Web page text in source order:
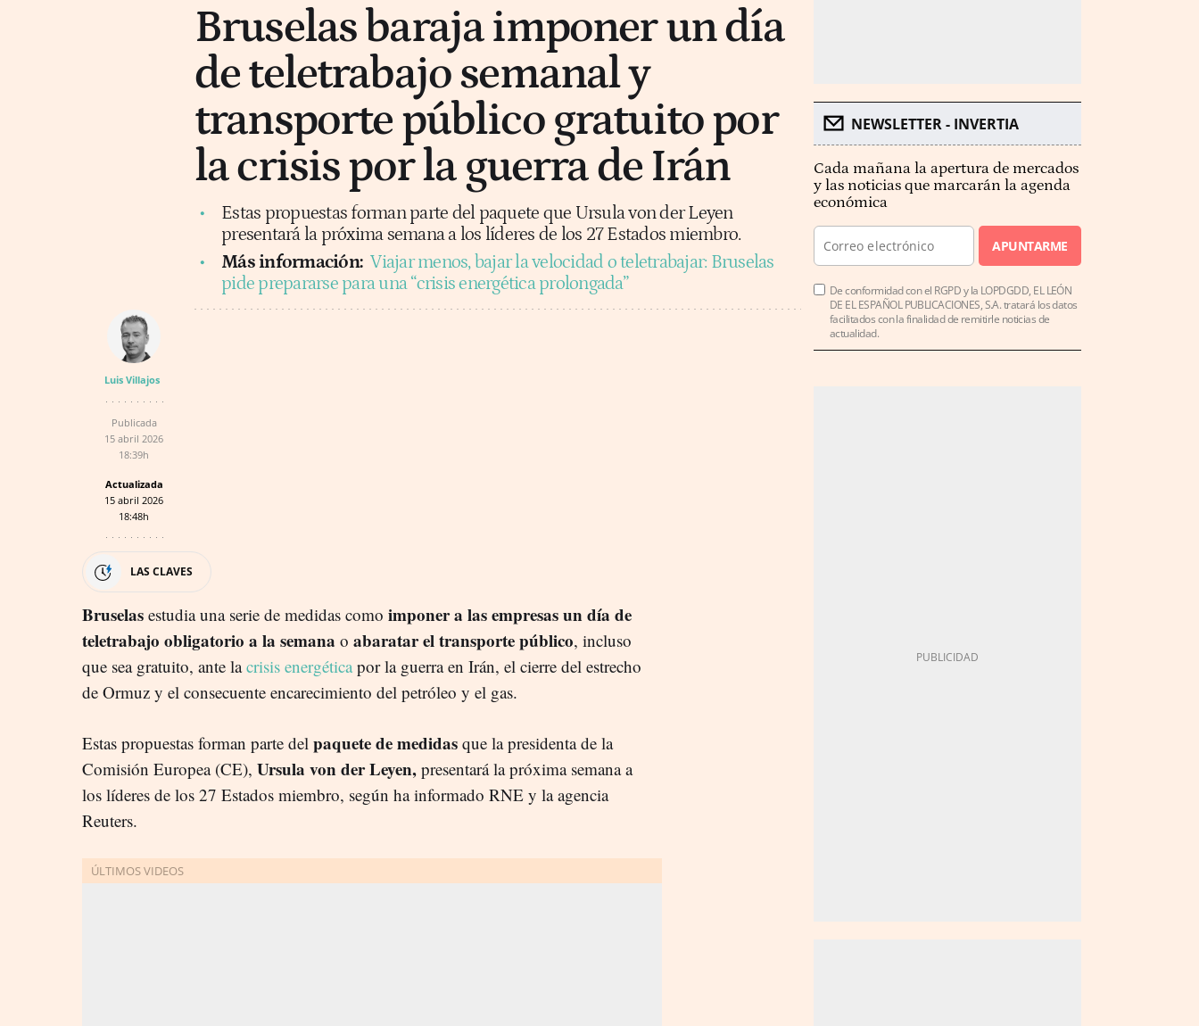
Bruselas baraja imponer un día
de teletrabajo semanal y
transporte público gratuito por
la crisis por la guerra de Irán
Estas propuestas forman parte del paquete que Ursula von der Leyen
presentará la próxima semana a los líderes de los 27 Estados miembro.
Más información: Viajar menos, bajar la velocidad o teletrabajar: Bruselas
pide prepararse para una “crisis energética prolongada”
Luis Villajos
Publicada
15 abril 2026
18:39h
Actualizada
15 abril 2026
18:48h
LAS CLAVES
Bruselas estudia una serie de medidas como imponer a las empresas un día de
teletrabajo obligatorio a la semana o abaratar el transporte público, incluso
que sea gratuito, ante lacrisis energéticapor la guerra en Irán, el cierre del estrecho
de Ormuz y el consecuente encarecimiento del petróleo y el gas.
Estas propuestas forman parte del paquete de medidas que la presidenta de la
Comisión Europea (CE), Ursula von der Leyen, presentará la próxima semana a
los líderes de los 27 Estados miembro, según ha informado RNE y la agencia
Reuters.
NEWSLETTER - INVERTIA
Cada mañana la apertura de mercados
y las noticias que marcarán la agenda
económica
APUNTARME
De conformidad con el RGPD y la LOPDGDD, EL LEÓN
DE EL ESPAÑOL PUBLICACIONES, S.A. tratará los datos
facilitados con la finalidad de remitirle noticias de
actualidad.